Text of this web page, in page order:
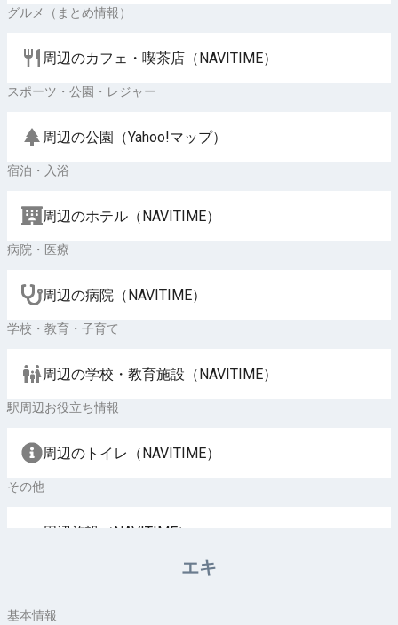
グルメ（まとめ情報）
周辺のカフェ・喫茶店（NAVITIME）
スポーツ・公園・レジャー
周辺の公園（Yahoo!マップ）
宿泊・入浴
周辺のホテル（NAVITIME）
病院・医療
周辺の病院（NAVITIME）
学校・教育・子育て
周辺の学校・教育施設（NAVITIME）
駅周辺お役立ち情報
周辺のトイレ（NAVITIME）
その他
周辺施設（NAVITIME）
エキ
基本情報